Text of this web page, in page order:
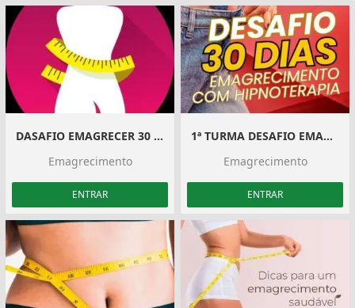
DASAFIO EMAGRECER 30 DIAS
Emagrecimento
ENTRAR
1ª TURMA DESAFIO EMAGREÇA EM 30 DIAS COM HIPNOTERAPIA
Emagrecimento
ENTRAR